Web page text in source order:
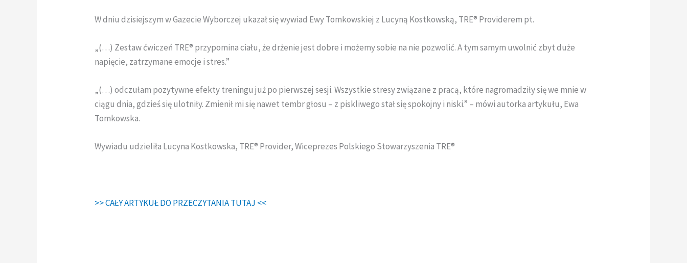
W dniu dzisiejszym w Gazecie Wyborczej ukazał się wywiad Ewy Tomkowskiej z Lucyną Kostkowską, TRE® Providerem pt.
„(…) Zestaw ćwiczeń TRE® przypomina ciału, że drżenie jest dobre i możemy sobie na nie pozwolić. A tym samym uwolnić zbyt duże
napięcie, zatrzymane emocje i stres.”
„(…) odczułam pozytywne efekty treningu już po pierwszej sesji. Wszystkie stresy związane z pracą, które nagromadziły się we mnie w
ciągu dnia, gdzieś się ulotniły. Zmienił mi się nawet tembr głosu – z piskliwego stał się spokojny i niski.” – mówi autorka artykułu, Ewa
Tomkowska.
Wywiadu udzieliła Lucyna Kostkowska, TRE® Provider, Wiceprezes Polskiego Stowarzyszenia TRE®
>> CAŁY ARTYKUŁ DO PRZECZYTANIA TUTAJ <<